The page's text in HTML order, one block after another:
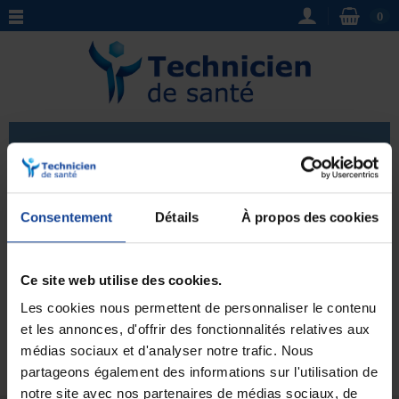
Consentement Détails À propos des cookies
Ce site web utilise des cookies.
Les cookies nous permettent de personnaliser le contenu
et les annonces, d'offrir des fonctionnalités relatives aux
médias sociaux et d'analyser notre trafic. Nous
partageons également des informations sur l'utilisation de
notre site avec nos partenaires de médias sociaux, de
0
Blouse isolement
Vêtement et identification patient / Blouse isolement
- Notre gamme de blouses d'isolement pour les
interventions médicales. Fabriquées à partir de
matériaux de qualitéet dotées d'une
facile, nos blouses assurent également unconfort
optimalpour les patients. Choisissez parmi une
variété de tailles et de couleurs pour répondre aux
besoins de votre établissement médical.
Aucun produit pour le moment.